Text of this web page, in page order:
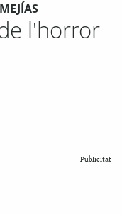
l'horror
Publicitat